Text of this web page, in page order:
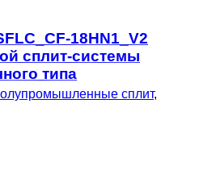
18HN1_V2
сплит-системы
типа
сплит,